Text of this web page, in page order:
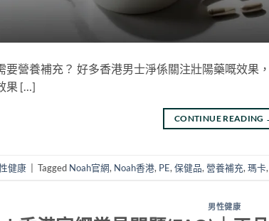
要營養補充？ 好多香港男士淨係關注壯陽藥嘅效果
果 […]
CONTINUE READING
健康 Tagged Noah官網, Noah香港, PE, 保健品, 營養補充, 瑪卡,
男性健康